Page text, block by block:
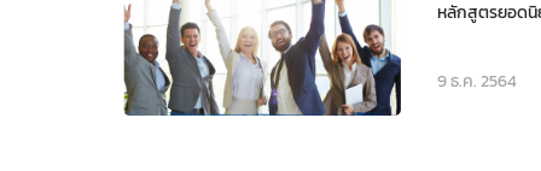
หลักสูตรยอด
9 ธ.ค. 2564